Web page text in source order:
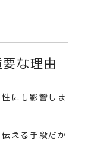
な理由
にも影響しま
える手段だか